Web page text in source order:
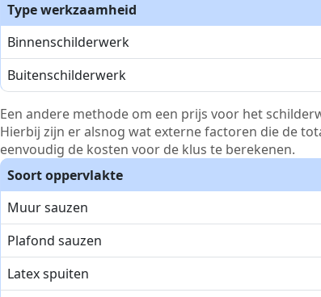
Type werkzaamheid
Binnenschilderwerk
Buitenschilderwerk
Een andere methode om een prijs voor het
Hierbij zijn er alsnog wat externe factoren die de
eenvoudig de kosten voor de klus te berekenen.
Soort oppervlakte
Muur sauzen
Plafond sauzen
Latex spuiten